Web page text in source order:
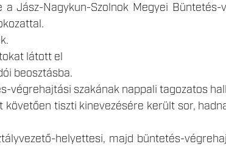
Nagykun-Szolnok Megyei Büntetés-
látott el
beosztásba.
szakának nappali tagozatos
tiszti kinevezésére került sor,
helyettesi, majd büntetés-